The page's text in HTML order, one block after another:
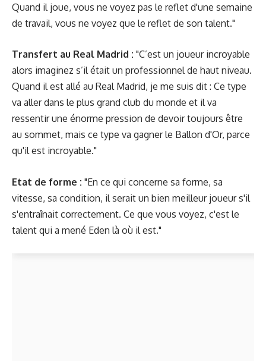
Quand il joue, vous ne voyez pas le reflet d'une semaine
de travail, vous ne voyez que le reflet de son talent."
Transfert au Real Madrid : "C’est un joueur incroyable
alors imaginez s’il était un professionnel de haut niveau.
Quand il est allé au Real Madrid, je me suis dit : Ce type
va aller dans le plus grand club du monde et il va
ressentir une énorme pression de devoir toujours être
au sommet, mais ce type va gagner le Ballon d'Or, parce
qu'il est incroyable."
Etat de forme : "En ce qui concerne sa forme, sa
vitesse, sa condition, il serait un bien meilleur joueur s'il
s'entraînait correctement. Ce que vous voyez, c'est le
talent qui a mené Eden là où il est."